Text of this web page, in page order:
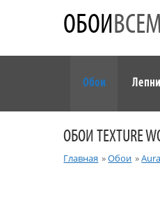
ОБОИ
Обои
ОБОИ TEXTURE
Главная »Обои »Aura